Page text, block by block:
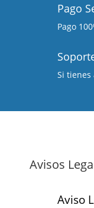
Pago
Pago
Si tienes
Avisos
Aviso